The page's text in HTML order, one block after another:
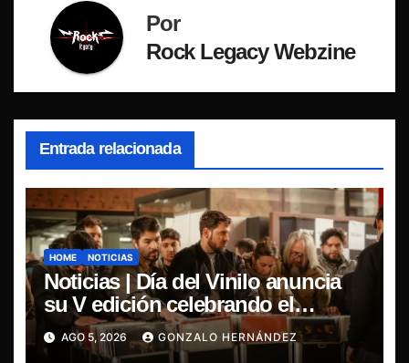
Por
Rock Legacy Webzine
Entrada relacionada
HOME NOTICIAS
Noticias | Día del Vinilo anuncia
su V edición celebrando el
regreso del 7″ fabricado en Chile
AGO 5, 2026 GONZALO HERNÁNDEZ